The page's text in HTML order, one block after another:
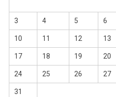
3 4 5 6
10 11 12 13
17 18 19 20
24 25 26 27
31